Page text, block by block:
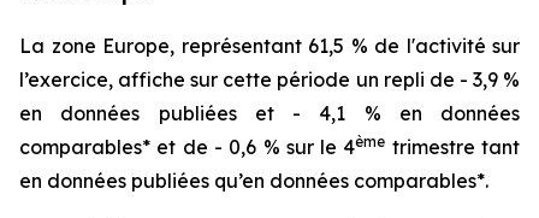
La zone Europe, représentant 61,5 % de l'activité sur
l’exercice, affiche sur cette période un repli de - 3,9 %
en données publiées et - 4,1 % en données
comparables* et de - 0,6 % sur le 4ème trimestre tant
en données publiées qu’en données comparables*.